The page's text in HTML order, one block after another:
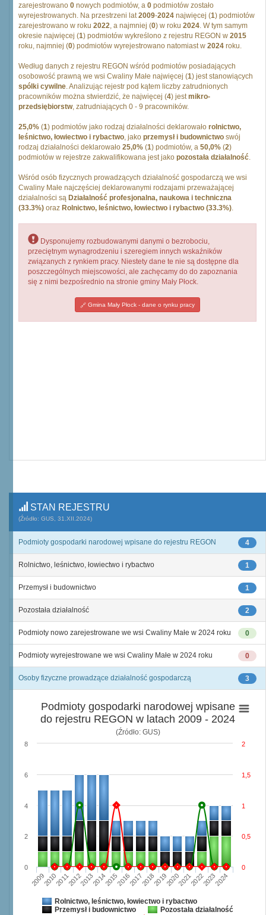
zarejestrowano 0 nowych podmiotów, a 0 podmiotów zostało
wyrejestrowanych. Na przestrzeni lat2009-2024 najwięcej (1) podmiotów
zarejestrowano w roku 2022, a najmniej (0) w roku 2024. W tym samym
okresie najwięcej (1) podmiotów wykreślono z rejestru REGON w 2015
roku, najmniej (0) podmiotów wyrejestrowano natomiast w 2024 roku.
Według danych z rejestru REGON wśród podmiotów posiadających
osobowość prawną we wsi Cwaliny Małe najwięcej (1) jest stanowiących
spólki cywilne. Analizując rejestr pod kątem liczby zatrudnionych
pracowników można stwierdzić, że najwięcej (4) jestmikro-
przedsiębiorstw, zatrudniających 0 - 9 pracowników.
25,0% (1) podmiotów jako rodzaj działalności deklarowało rolnictwo,
leśnictwo, łowiectwo i rybactwo, jako przemysł i budownictwo swój
rodzaj działalności deklarowało 25,0% (1) podmiotów, a 50,0% (2)
podmiotów w rejestrze zakwalifikowana jest jako pozostała działalność.
Wśród osób fizycznych prowadzących działalność gospodarczą we wsi
Cwaliny Małe najczęściej deklarowanymi rodzajami przeważającej
działalności są Działalność profesjonalna, naukowa i techniczna
(33.3%) oraz Rolnictwo, leśnictwo, łowiectwo i rybactwo (33.3%).
Dysponujemy rozbudowanymi danymi o bezrobociu,
przeciętnym wynagrodzeniu i szeregiem innych wskaźników
związanych z rynkiem pracy. Niestety dane te nie są dostępne dla
poszczególnych miejscowości, ale zachęcamy do do zapoznania
się z nimi bezpośrednio na stronie gminy Mały Płock.
Gmina Mały Płock - dane o rynku pracy
STAN REJESTRU
(Źródło: GUS, 31.XII.2024)
4
Podmioty gospodarki narodowej wpisane do rejestru REGON
1
Rolnictwo, leśnictwo, łowiectwo i rybactwo
1
Przemysł i budownictwo
2
Pozostała działalność
0
Podmioty nowo zarejestrowane we wsi Cwaliny Małe w 2024 roku
0
Podmioty wyrejestrowane we wsi Cwaliny Małe w 2024 roku
3
Osoby fizyczne prowadzące działalność gospodarczą
Podmioty gospodarki narodowej wpisane
do rejestru REGON w latach 2009 - 2024
(Źródło: GUS)
2009201020112012201320142015201620172018201920202021202220232024
0
2
4
6
8
0
0,5
1
1,5
2
Rolnictwo, leśnictwo, łowiectwo i rybactwo
Przemysł i budownictwo
Pozostała działalność